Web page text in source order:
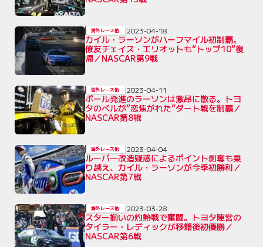
カイル・ラーソンがハーフマイル初制覇。
僚友チェイス・エリオットも“トップ10”復
帰／NASCAR第9戦
海外レース他 2023-04-18
ポール発進のラーソンは激昂に散る。トヨ
タのベルが“恋焦がれた”ダート戦を制覇／
NASCAR第8戦
海外レース他 2023-04-11
ルーバー改造疑惑によるポイント剥奪も乗
り越え、カイル・ラーソンが今季初勝利／
NASCAR第7戦
海外レース他 2023-04-04
スター揃いの灼熱戦で奮闘。トヨタ陣営の
タイラー・レディックが移籍後初優勝／
NASCAR第6戦
海外レース他 2023-03-28